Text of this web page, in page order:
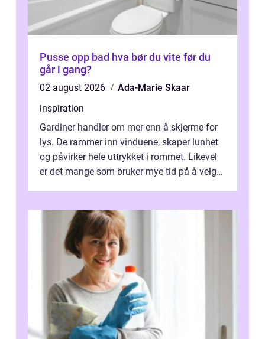
Pusse opp bad hva bør du vite før du
går i gang?
02 august 2026
Ada-Marie Skaar
inspiration
Gardiner handler om mer enn å skjerme for
lys. De rammer inn vinduene, skaper lunhet
og påvirker hele uttrykket i rommet. Likevel
er det mange som bruker mye tid på å velge